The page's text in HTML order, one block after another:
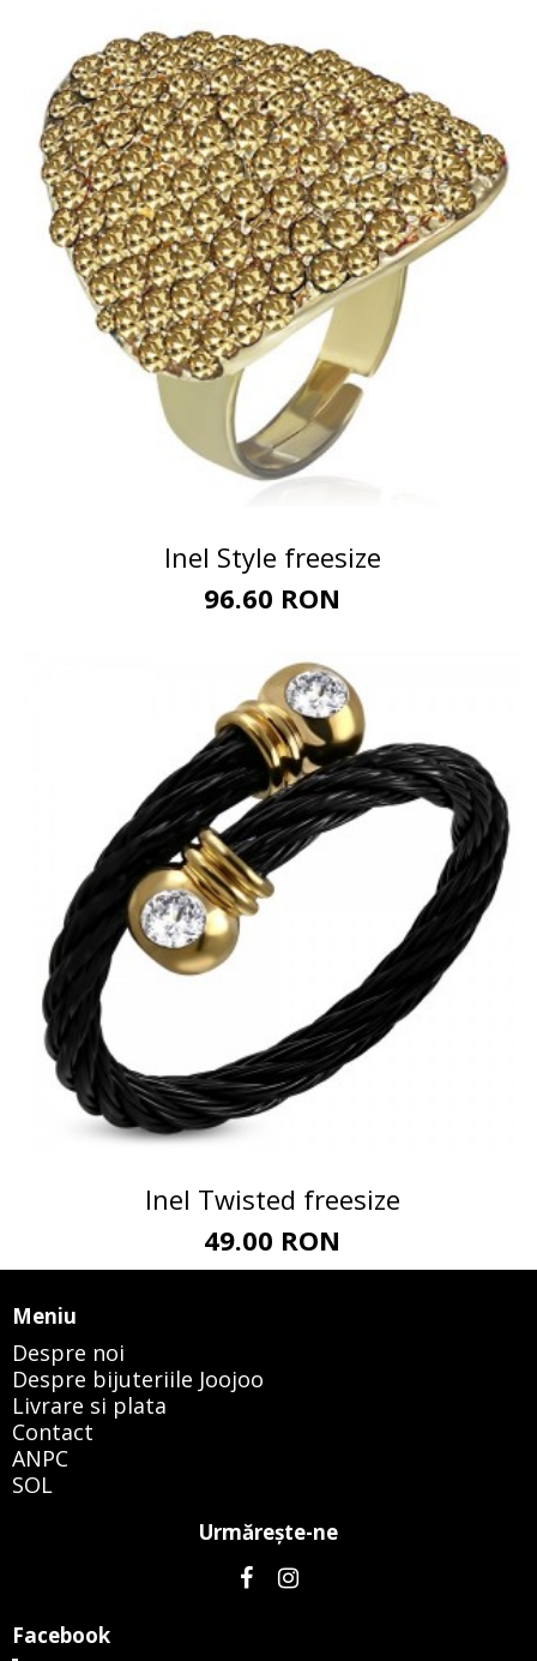
Inel Style freesize
96.60 RON
Inel Twisted freesize
49.00 RON
Meniu
Despre noi
Despre bijuteriile Joojoo
Livrare si plata
Contact
ANPC
SOL
Urmăreşte-ne
Facebook